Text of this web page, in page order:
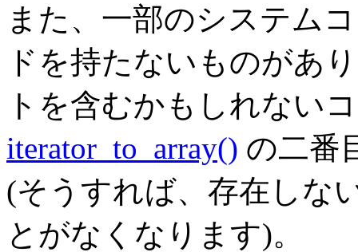
また、一部のシステム
ドを持たないものがあ
トを含むかもしれない
iterator_to_array() の二番
(そうすれば、存在しな
とがなくなります)。